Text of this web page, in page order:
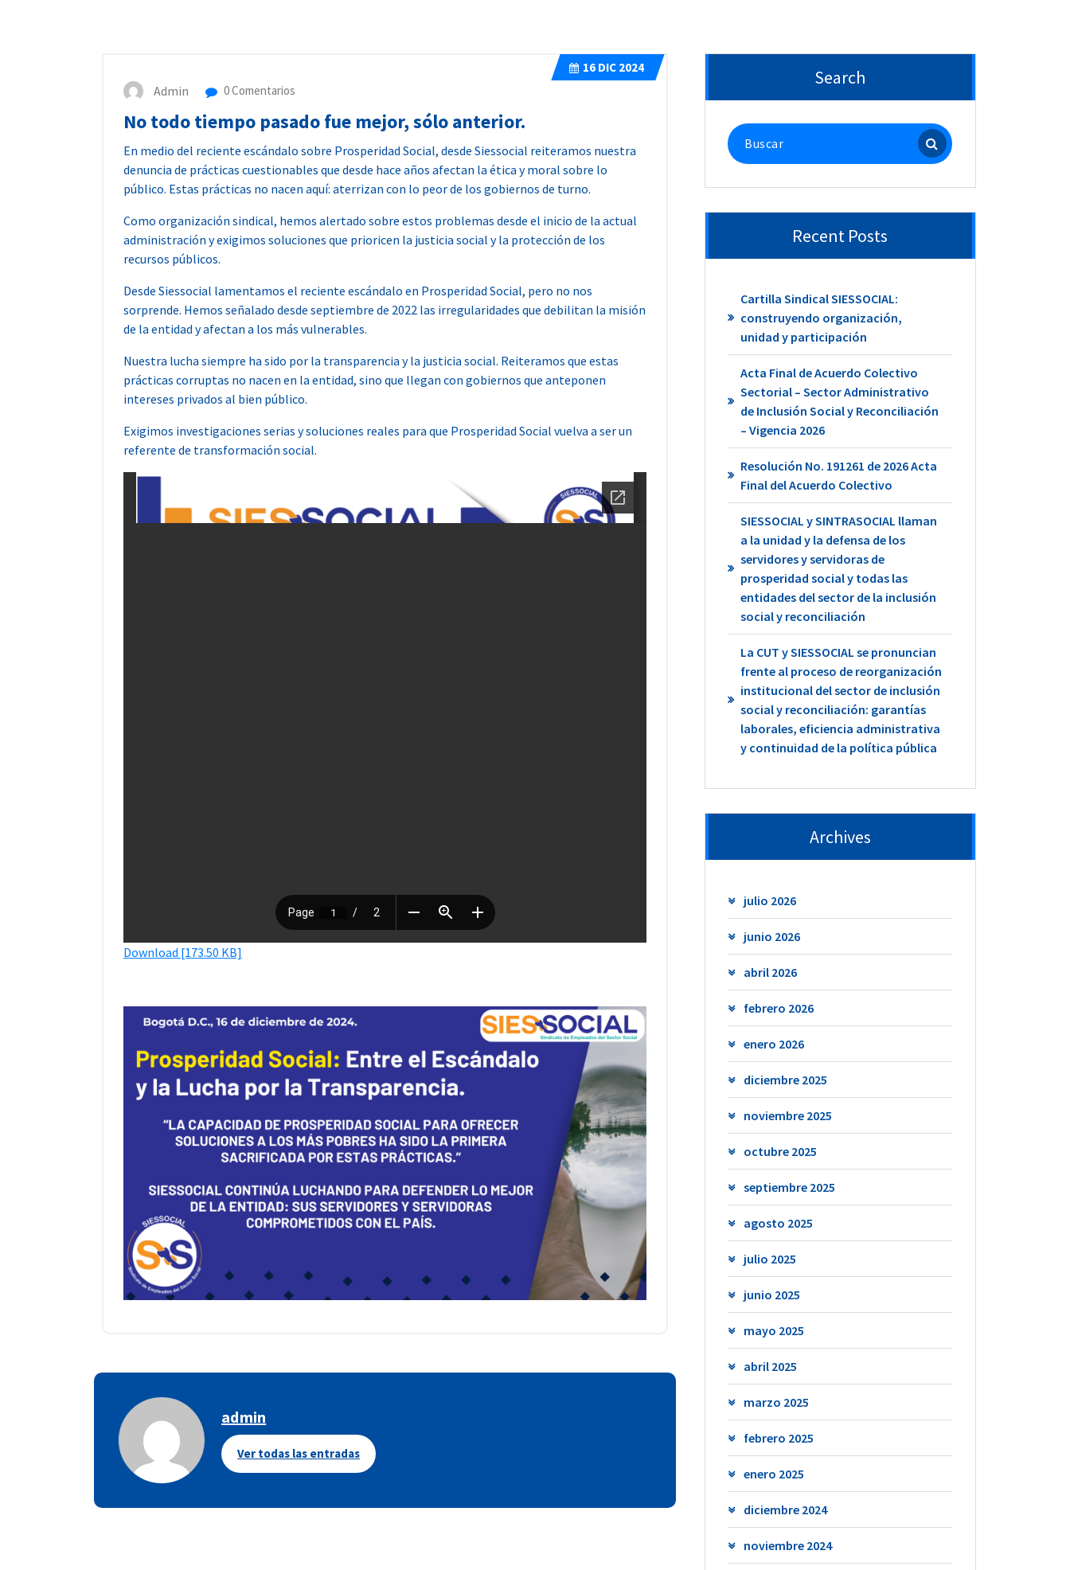
16DIC 2024
Admin 0 Comentarios
No todo tiempo pasado fue mejor, sólo anterior.
En medio del reciente escándalo sobre Prosperidad Social, desde Siessocial reiteramos nuestra
denuncia de prácticas cuestionables que desde hace años afectan la ética y moral sobre lo
público. Estas prácticas no nacen aquí: aterrizan con lo peor de los gobiernos de turno.
Como organización sindical, hemos alertado sobre estos problemas desde el inicio de la actual
administración y exigimos soluciones que prioricen la justicia social y la protección de los
recursos públicos.
Desde Siessocial lamentamos el reciente escándalo en Prosperidad Social, pero no nos
sorprende. Hemos señalado desde septiembre de 2022 las irregularidades que debilitan la misión
de la entidad y afectan a los más vulnerables.
Nuestra lucha siempre ha sido por la transparencia y la justicia social. Reiteramos que estas
prácticas corruptas no nacen en la entidad, sino que llegan con gobiernos que anteponen
intereses privados al bien público.
Exigimos investigaciones serias y soluciones reales para que Prosperidad Social vuelva a ser un
referente de transformación social.
Download [173.50 KB]
admin
Ver todas las entradas
Search
Buscar:
Recent Posts
Cartilla Sindical SIESSOCIAL:
construyendo organización,
unidad y participación
Acta Final de Acuerdo Colectivo
Sectorial – Sector Administrativo
de Inclusión Social y Reconciliación
– Vigencia 2026
Resolución No. 191261 de 2026 Acta
Final del Acuerdo Colectivo
SIESSOCIAL y SINTRASOCIAL llaman
a la unidad y la defensa de los
servidores y servidoras de
prosperidad social y todas las
entidades del sector de la inclusión
social y reconciliación
La CUT y SIESSOCIAL se pronuncian
frente al proceso de reorganización
institucional del sector de inclusión
social y reconciliación: garantías
laborales, eficiencia administrativa
y continuidad de la política pública
Archives
julio 2026
junio 2026
abril 2026
febrero 2026
enero 2026
diciembre 2025
noviembre 2025
octubre 2025
septiembre 2025
agosto 2025
julio 2025
junio 2025
mayo 2025
abril 2025
marzo 2025
febrero 2025
enero 2025
diciembre 2024
noviembre 2024